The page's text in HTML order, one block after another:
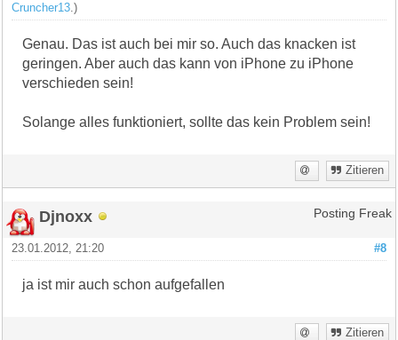
Cruncher13 .)
Genau. Das ist auch bei mir so. Auch das knacken ist
geringen. Aber auch das kann von iPhone zu iPhone
verschieden sein!
Solange alles funktioniert, sollte das kein Problem sein!
Zitieren
Djnoxx Posting Freak
#8
23.01.2012, 21:20
ja ist mir auch schon aufgefallen
Zitieren